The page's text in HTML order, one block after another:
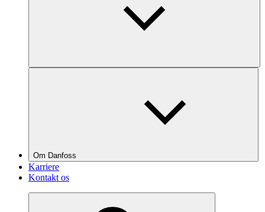
Om Danfoss
Karriere
Kontakt os